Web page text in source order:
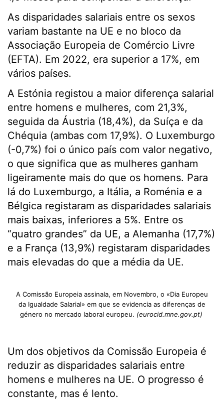
As disparidades salariais entre os sexos
variam bastante na UE e no bloco da
Associação Europeia de Comércio Livre
(EFTA). Em 2022, era superior a 17%, em
vários países.
A Estónia registou a maior diferença salarial
entre homens e mulheres, com 21,3%,
seguida da Áustria (18,4%), da Suíça e da
Chéquia (ambas com 17,9%). O Luxemburgo
(-0,7%) foi o único país com valor negativo,
o que significa que as mulheres ganham
ligeiramente mais do que os homens. Para
lá do Luxemburgo, a Itália, a Roménia e a
Bélgica registaram as disparidades salariais
mais baixas, inferiores a 5%. Entre os
“quatro grandes” da UE, a Alemanha (17,7%)
e a França (13,9%) registaram disparidades
mais elevadas do que a média da UE.
A Comissão Europeia assinala, em Novembro, o «Dia Europeu
da Igualdade Salarial» em que se evidencia as diferenças de
género no mercado laboral europeu. (eurocid.mne.gov.pt)
Um dos objetivos da Comissão Europeia é
reduzir as disparidades salariais entre
homens e mulheres na UE. O progresso é
constante, mas é lento.